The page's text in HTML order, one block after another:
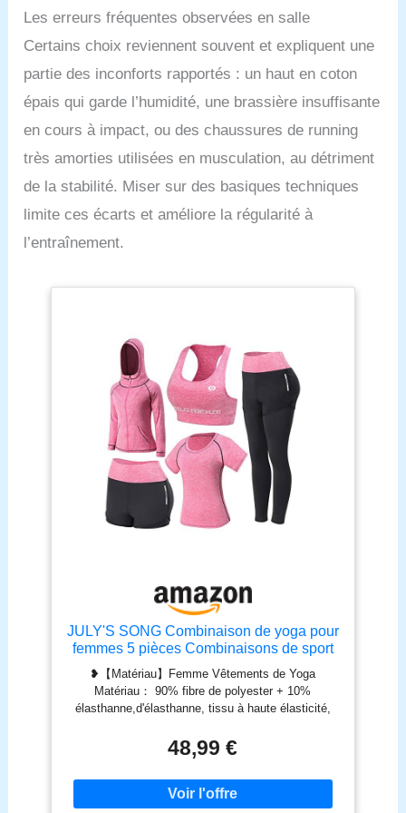
Les erreurs fréquentes observées en salle
Certains choix reviennent souvent et expliquent une
partie des inconforts rapportés : un haut en coton
épais qui garde l’humidité, une brassière insuffisante
en cours à impact, ou des chaussures de running
très amorties utilisées en musculation, au détriment
de la stabilité. Miser sur des basiques techniques
limite ces écarts et améliore la régularité à
l’entraînement.
JULY'S SONG Combinaison de yoga pour
femmes 5 pièces Combinaisons de sport
Running Jogging Gym Workout Outfit
Ensembles de vêtements de sport pour
femmes Sport Yoga Exercise Fitness
Vêtements
❥【Matériau】Femme Vêtements de Yoga
Matériau： 90% fibre de polyester + 10%
élasthanne,d'élasthanne, tissu à haute élasticité,
❥【Taille】la taille de la ensembles de Sport pour
femme 5 pièces : taille S = UK4, EU30, taille M =
UK6, EU32, taille L = UK8, EU34, taille XL = UK10,
EU36. Notre taille est la taille asiatique, elle est
48,99 €